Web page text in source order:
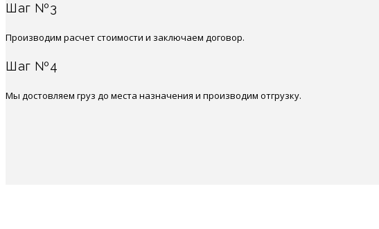
Шаг №3
Производим расчет стоимости и заключаем договор.
Шаг №4
Мы достовляем груз до места назначения и производим отгрузку.